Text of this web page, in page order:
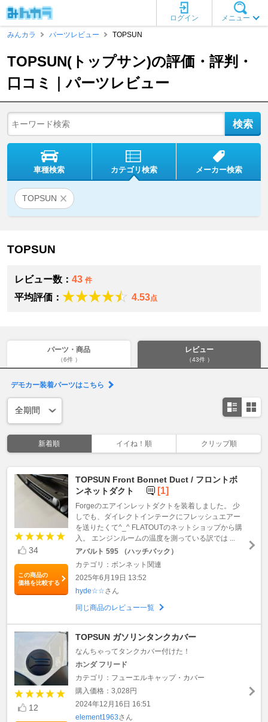
メニュー
ログイン
みんカラ
パーツレビュー TOPSUN
TOPSUN(トップサン)の評価・評判・
口コミ｜パーツレビュー
車種検索 カテゴリ検索 メーカー検索
TOPSUN
TOPSUN
レビュー数： 43 件
平均評価： 4.53点
パーツ・商品
（6件 ）
レビュー
（43件 ）
デモカー装着パーツはこちら
新着順 イイね！順 クリップ順
34
この商品の
価格を比較する
TOPSUN Front Bonnet Duct / フロントボ
ンネットダクト
[1]
Forgeのエアインレットダクトを装着しました。 少
しでも、ダイレクトインテークにフレッシュエアー
を送りたくて^_^ FLATOUTのネットショップから購
入。 エンジンルームの温度を測っている訳では ...
アバルト 595 （ハッチバック）
カテゴリ：ボンネット関連
2025年6月19日 13:52
hyde☆☆さん
同じ商品のレビュー一覧
12
TOPSUN ガソリンタンクカバー
なんちゃってタンクカバー付けた！
ホンダ フリード
カテゴリ：フューエルキャップ・カバー
購入価格：3,028円
2024年12月16日 16:51
element1963さん